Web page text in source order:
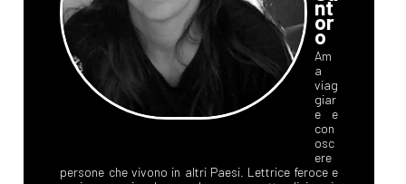
nt
or
o
Am
a
viag
giar
e e
con
osc
ere
persone che vivono in altri Paesi. Lettrice feroce e